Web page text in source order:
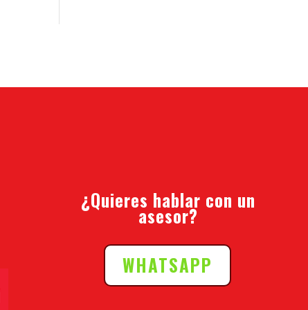
¿Quieres hablar con un
asesor?
WHATSAPP